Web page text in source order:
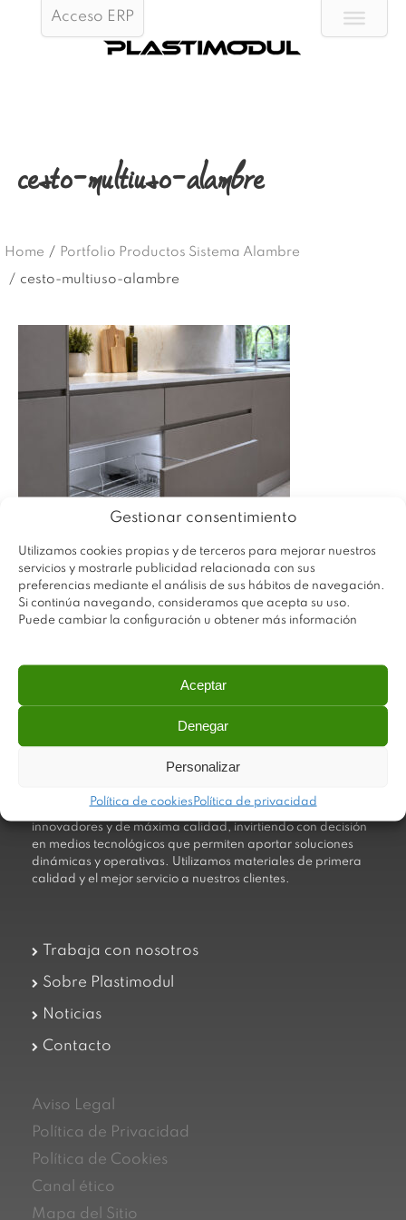
Gestionar consentimiento
Utilizamos cookies propias y de terceros para mejorar nuestros
servicios y mostrarle publicidad relacionada con sus
preferencias mediante el análisis de sus hábitos de navegación.
Si continúa navegando, consideramos que acepta su uso.
Puede cambiar la configuración u obtener más información
Aceptar
Denegar
Personalizar
Política de cookies Política de privacidad
Acceso ERP
cesto-multiuso-alambre
Home / Portfolio Productos Sistema Alambre
/ cesto-multiuso-alambre
Plastimodul tiene como objetivo ofrecer productos
innovadores y de máxima calidad, invirtiendo con decisión
en medios tecnológicos que permiten aportar soluciones
dinámicas y operativas. Utilizamos materiales de primera
calidad y el mejor servicio a nuestros clientes.
Trabaja con nosotros
Sobre Plastimodul
Noticias
Contacto
Aviso Legal
Política de Privacidad
Política de Cookies
Canal ético
Mapa del Sitio